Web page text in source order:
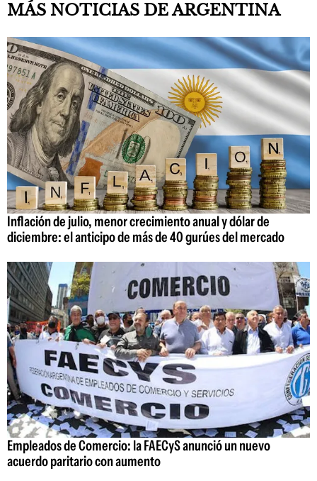
MÁS NOTICIAS DE ARGENTINA
Inflación de julio, menor crecimiento anual y dólar de
diciembre: el anticipo de más de 40 gurúes del mercado
Empleados de Comercio: la FAECyS anunció un nuevo
acuerdo paritario con aumento